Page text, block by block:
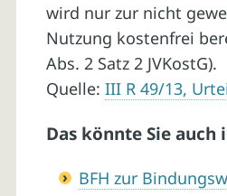
wird nur zur nicht
Nutzung kostenfrei
Abs. 2 Satz 2 JVKostG).
Quelle: III R 49/13,
Das könnte Sie auch
BFH zur